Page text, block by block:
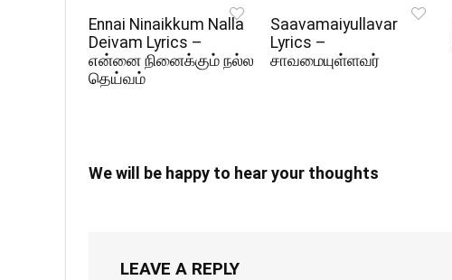
Ennai Ninaikkum Nalla
Deivam Lyrics –
என்னை நினைக்கும் நல்ல
தெய்வம்
Saavamaiyullavar
Lyrics –
சாவமையுள்ளவர்
We will be happy to hear your thoughts
LEAVE A REPLY